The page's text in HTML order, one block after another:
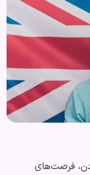
فرصت‌های